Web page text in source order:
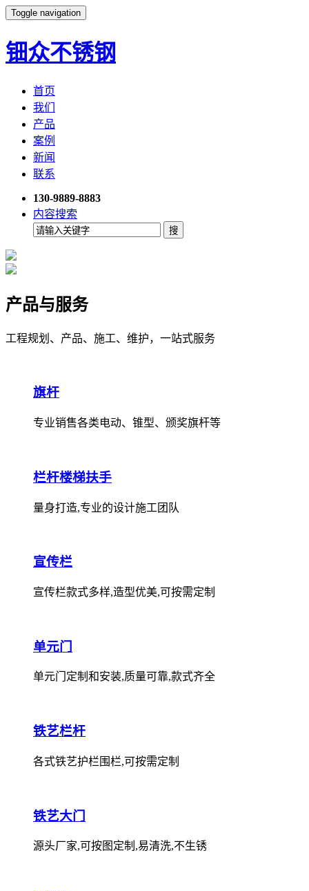
Toggle navigation
钿众不锈钢
首页
我们
产品
案例
新闻
联系
130-9889-8883
内容搜索
产品与服务
工程规划、产品、施工、维护，一站式服务
旗杆
专业销售各类电动、锥型、颁奖旗杆等
栏杆楼梯扶手
量身打造,专业的设计施工团队
宣传栏
宣传栏款式多样,造型优美,可按需定制
单元门
单元门定制和安装,质量可靠,款式齐全
铁艺栏杆
各式铁艺护栏围栏,可按需定制
铁艺大门
源头厂家,可按图定制,易清洗,不生锈